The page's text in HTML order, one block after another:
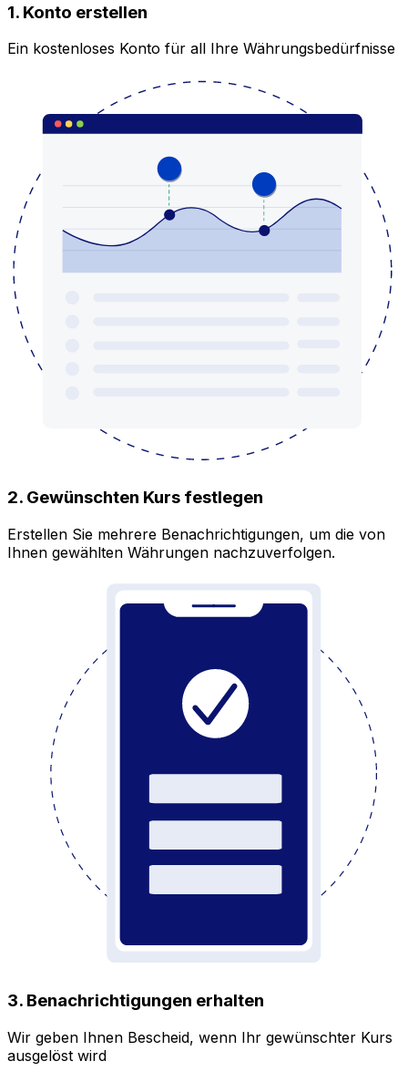
1. Konto erstellen
Ein kostenloses Konto für all Ihre Währungsbedürfnisse
2. Gewünschten Kurs festlegen
Erstellen Sie mehrere Benachrichtigungen, um die von
Ihnen gewählten Währungen nachzuverfolgen.
3. Benachrichtigungen erhalten
Wir geben Ihnen Bescheid, wenn Ihr gewünschter Kurs
ausgelöst wird